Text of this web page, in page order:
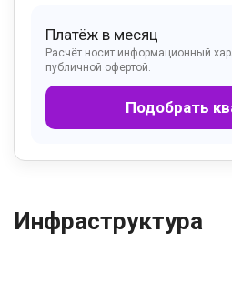
Платёж в месяц
Расчёт носит информационный
публичной офертой.
Подобрать
Инфраструктура